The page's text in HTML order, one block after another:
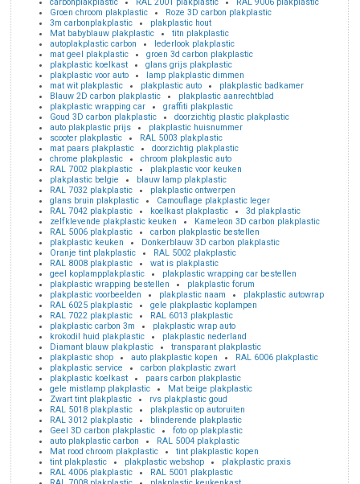
Groen chroom plakplastic
Roze 3D carbon plakplastic
3m carbonplakplastic
plakplastic hout
Mat babyblauw plakplastic
titn plakplastic
autoplakplastic carbon
lederlook plakplastic
mat geel plakplastic
groen 3d carbon plakplastic
plakplastic koelkast
glans grijs plakplastic
plakplastic voor auto
lamp plakplastic dimmen
mat wit plakplastic
plakplastic auto
plakplastic badkamer
Blauw 2D carbon plakplastic
plakplastic aanrechtblad
plakplastic wrapping car
graffiti plakplastic
Goud 3D carbon plakplastic
doorzichtig plastic plakplastic
auto plakplastic prijs
plakplastic huisnummer
scooter plakplastic
RAL 5003 plakplastic
mat paars plakplastic
doorzichtig plakplastic
chrome plakplastic
chroom plakplastic auto
RAL 7002 plakplastic
plakplastic voor keuken
plakplastic belgie
blauw lamp plakplastic
RAL 7032 plakplastic
plakplastic ontwerpen
glans bruin plakplastic
Camouflage plakplastic leger
RAL 7042 plakplastic
koelkast plakplastic
3d plakplastic
zelfklevende plakplastic keuken
Kameleon 3D carbon plakplastic
RAL 5006 plakplastic
carbon plakplastic bestellen
plakplastic keuken
Donkerblauw 3D carbon plakplastic
Oranje tint plakplastic
RAL 5002 plakplastic
RAL 8008 plakplastic
wat is plakplastic
geel koplampplakplastic
plakplastic wrapping car bestellen
plakplastic wrapping bestellen
plakplastic forum
plakplastic voorbeelden
plakplastic naam
plakplastic autowrap
RAL 6025 plakplastic
gele plakplastic koplampen
RAL 7022 plakplastic
RAL 6013 plakplastic
plakplastic carbon 3m
plakplastic wrap auto
krokodil huid plakplastic
plakplastic nederland
Diamant blauw plakplastic
transparant plakplastic
plakplastic shop
auto plakplastic kopen
RAL 6006 plakplastic
plakplastic service
carbon plakplastic zwart
plakplastic koelkast
paars carbon plakplastic
gele mistlamp plakplastic
Mat beige plakplastic
Zwart tint plakplastic
rvs plakplastic goud
RAL 5018 plakplastic
plakplastic op autoruiten
RAL 3012 plakplastic
blinderende plakplastic
Geel 3D carbon plakplastic
foto op plakplastic
auto plakplastic carbon
RAL 5004 plakplastic
Mat rood chroom plakplastic
tint plakplastic kopen
tint plakplastic
plakplastic webshop
plakplastic praxis
RAL 4006 plakplastic
RAL 5001 plakplastic